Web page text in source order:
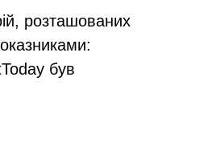
розташованих
був